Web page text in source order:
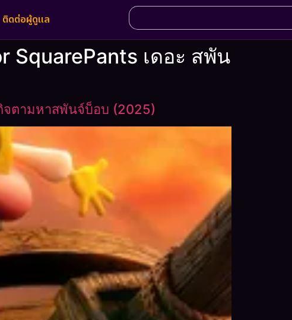
ติดต่อผู้ดูแล
SquarePants เดอะ สพัน
จตามหาสพันจ์บ็อบ (2025)